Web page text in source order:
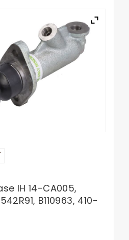
IH 14-CA005,
B110963, 410-